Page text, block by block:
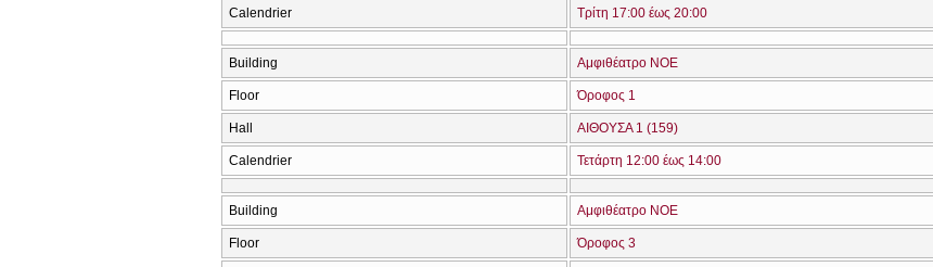
Calendrier Τρίτη 17:00 έως 20:00
Building Αμφιθέατρο ΝΟΕ
Floor Όροφος 1
Hall ΑΙΘΟΥΣΑ 1 (159)
Calendrier Τετάρτη 12:00 έως 14:00
Building Αμφιθέατρο ΝΟΕ
Floor Όροφος 3